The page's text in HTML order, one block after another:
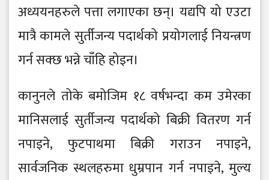
अध्ययनहरुले पत्ता लगाएका छन्। यद्यपि यो एउटा
मात्रै कामले सुर्तीजन्य पदार्थको प्रयोगलाई नियन्त्रण
गर्न सक्छ भन्ने चाँहि होइन।
कानुनले तोके बमोजिम १८ वर्षभन्दा कम उमेरका
मानिसलाई सुर्तीजन्य पदार्थको बिक्री वितरण गर्न
नपाइने, फुटपाथमा बिक्री गराउन नपाइने,
सार्वजनिक स्थलहरुमा धुम्रपान गर्न नपाइने, मुल्य